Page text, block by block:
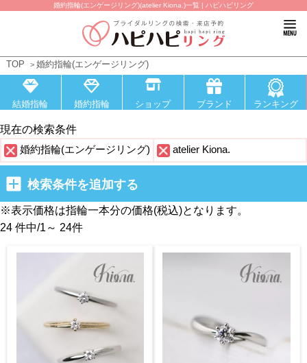
婚約指輪(エンゲージリング)(atelier Kiona.)一覧 | ハピハピリング
TOP 婚約指輪(エンゲージリング)
結婚指輪 婚約指輪 ショップ ブランド ランキング
現在の検索条件
婚約指輪(エンゲージリング) atelier Kiona.
検索条件を追加する
※表示価格は指輪一本分の価格(税込)となります。
24 件中/1～ 24件